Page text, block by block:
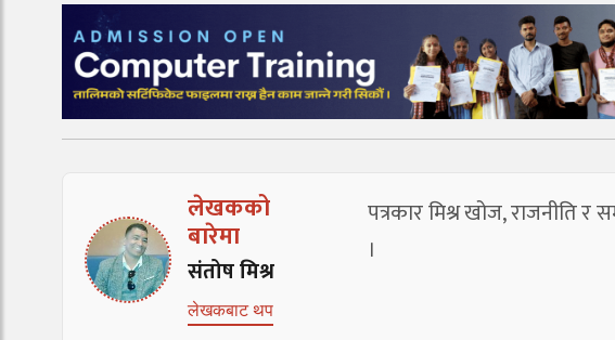
लेखकको
बारेमा
संतोष मिश्र
लेखकबाट थप
पत्रकार मिश्र खोज, राजनीति
।